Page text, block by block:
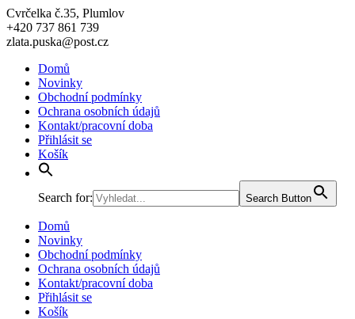
Cvrčelka č.35, Plumlov
+420 737 861 739
zlata.puska@post.cz
Domů
Novinky
Obchodní podmínky
Ochrana osobních údajů
Kontakt/pracovní doba
Přihlásit se
Košík
Search for: Search Button
Domů
Novinky
Obchodní podmínky
Ochrana osobních údajů
Kontakt/pracovní doba
Přihlásit se
Košík